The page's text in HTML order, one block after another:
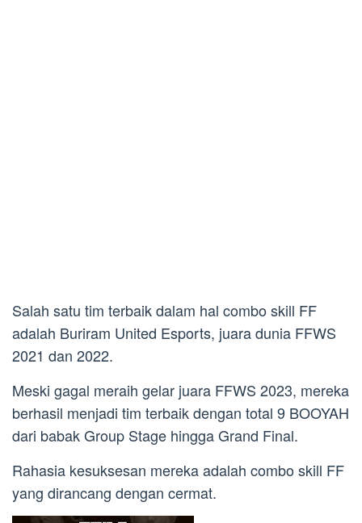
Salah satu tim terbaik dalam hal combo skill FF
adalah Buriram United Esports, juara dunia FFWS
2021 dan 2022.
Meski gagal meraih gelar juara FFWS 2023, mereka
berhasil menjadi tim terbaik dengan total 9 BOOYAH
dari babak Group Stage hingga Grand Final.
Rahasia kesuksesan mereka adalah combo skill FF
yang dirancang dengan cermat.